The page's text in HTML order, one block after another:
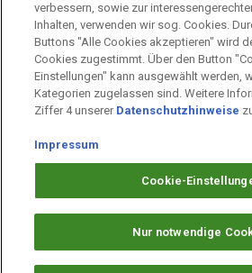
Fressnapf und rund 700 weiteren
Impressum
Arbeiten bei PAYBACK
Datenschutz
verbessern, sowie zur
Inhalten, verwenden wir sog. Cookies.
Buttons "Alle Cookies akzeptieren" wird
Cookies zugestimmt. Über den Button
Einstellungen" kann ausgewählt werden,
Kategorien zugelassen sind. Weitere
Ziffer 4 unserer Datenschutzhinweise
Impressum
Cookie-
Nur notwendige